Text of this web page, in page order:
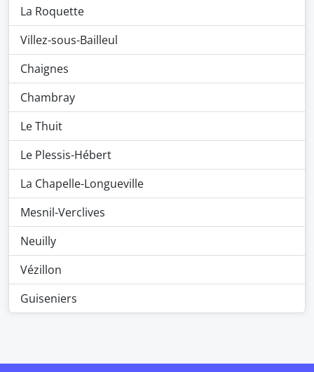
La Roquette
Villez-sous-Bailleul
Chaignes
Chambray
Le Thuit
Le Plessis-Hébert
La Chapelle-Longueville
Mesnil-Verclives
Neuilly
Vézillon
Guiseniers